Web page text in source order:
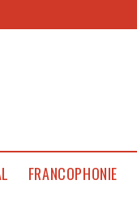
FRANCOPHONIE